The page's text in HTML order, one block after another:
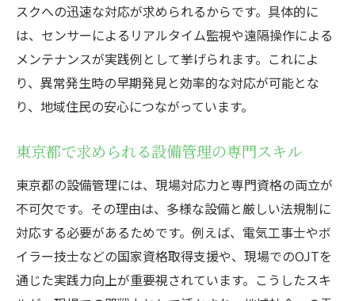
スクへの迅速な対応が求められるからです。具体的に
は、センサーによるリアルタイム監視や遠隔操作による
メンテナンスが実践例として挙げられます。これによ
り、異常発生時の早期発見と効率的な対応が可能とな
り、地域住民の安心につながっています。
東京都で求められる設備管理の専門スキル
東京都の設備管理には、現場対応力と専門資格の両立が
不可欠です。その理由は、多様な設備と厳しい法規制に
対応する必要があるためです。例えば、電気工事士やボ
イラー技士などの国家資格取得支援や、現場でのOJTを
通じた実践力向上が重要視されています。こうしたスキ